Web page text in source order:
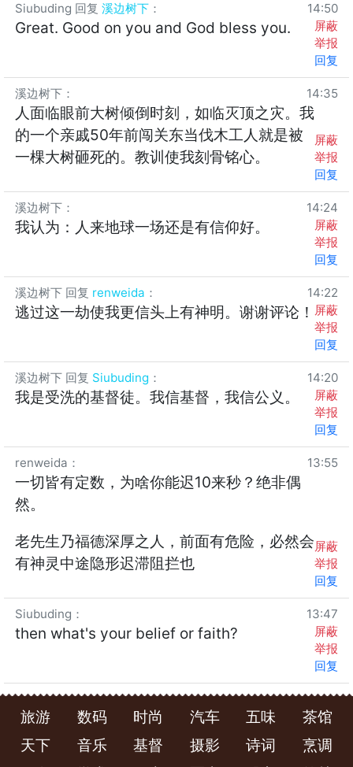
Siubuding 回复 溪边树下 ： 14:50
Great. Good on you and God bless you.
屏蔽
举报
回复
溪边树下 ： 14:35
人面临眼前大树倾倒时刻，如临灭顶之灾。我
的一个亲戚50年前闯关东当伐木工人就是被
一棵大树砸死的。教训使我刻骨铭心。
屏蔽
举报
回复
溪边树下 ： 14:24
我认为：人来地球一场还是有信仰好。
屏蔽
举报
回复
溪边树下 回复 renweida ： 14:22
逃过这一劫使我更信头上有神明。谢谢评论！ 屏蔽
举报
回复
溪边树下 回复 Siubuding ： 14:20
我是受洗的基督徒。我信基督，我信公义。
屏蔽
举报
回复
renweida ： 13:55
一切皆有定数，为啥你能迟10来秒？绝非偶
然。
老先生乃福德深厚之人，前面有危险，必然会
有神灵中途隐形迟滞阻拦也
屏蔽
举报
回复
Siubuding ： 13:47
then what's your belief or faith?
屏蔽
举报
回复
旅游 数码 时尚 汽车 五味
茶馆
天下
音乐 基督 摄影 诗词
烹调